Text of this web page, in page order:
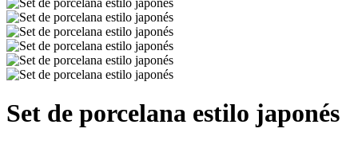
Set de porcelana estilo japonés